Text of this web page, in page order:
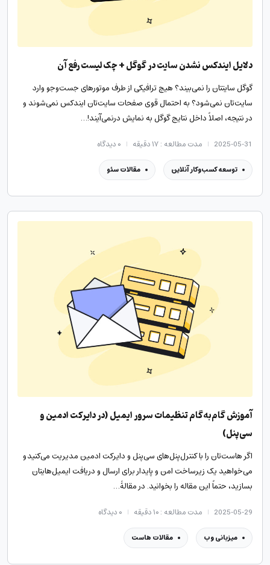
دلایل ایندکس نشدن سایت در گوگل + چک لیست رفع آن
گوگل سایتتان را نمی‌بیند؟ هیچ ترافیکی از طرف موتورهای جست‌وجو وارد
سایت‌تان نمی‌شود؟ به احتمال قوی صفحات سایت‌تان ایندکس نمی‌شوند و
در نتیجه، اصلاً داخل نتایج گوگل به نمایش درنمی‌آیند!…
2025-05-31 مدت مطالعه : ۱۷ دقیقه ۰دیدگاه
توسعه کسب‌وکار آنلاین مقالات سئو
آموزش گام‌به‌گام تنظیمات سرور ایمیل (در دایرکت ادمین و
سی‌پنل)
اگر هاست‌تان را با کنترل‌پنل‌های سی‌پنل و دایرکت ادمین مدیریت می‌کنید و
می‌خواهید یک زیرساخت امن و پایدار برای ارسال و دریافت ایمیل‌هایتان
بسازید، حتماً این مقاله را بخوانید. در مقالۀ…
2025-05-29 مدت مطالعه : ۱۰ دقیقه ۰دیدگاه
میزبانی وب مقالات هاست